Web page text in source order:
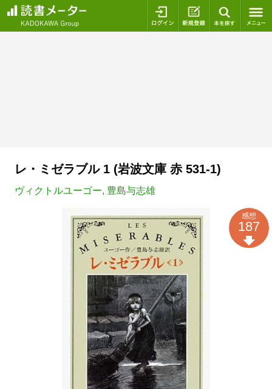
ログイン 新規登録
レ・ミゼラブル 1 (岩波文庫 赤 531-1)
ヴィクトルユーゴー, 豊島与志雄
感想
187